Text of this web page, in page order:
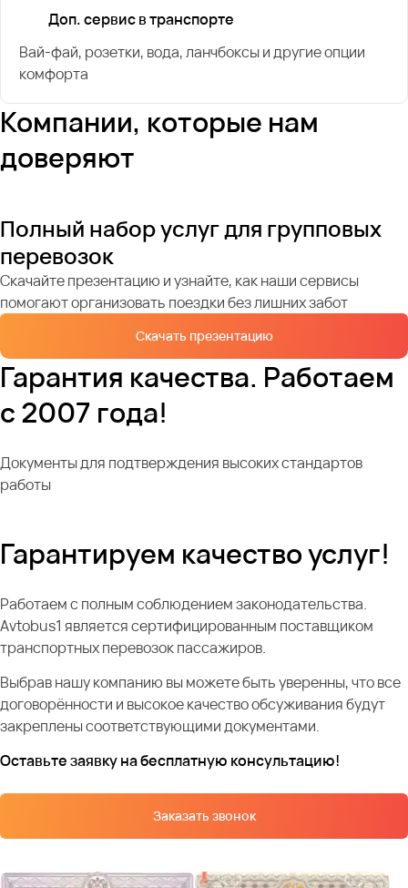
Доп. сервис в транспорте
Вай-фай, розетки, вода, ланчбоксы и другие опции
комфорта
Компании, которые нам
доверяют
Полный набор услуг для групповых
перевозок
Скачайте презентацию и узнайте, как наши сервисы
помогают организовать поездки без лишних забот
Скачать презентацию
Гарантия качества. Работаем
с 2007 года!
Документы для подтверждения высоких стандартов
работы
Гарантируем качество услуг!
Работаем с полным соблюдением законодательства.
Avtobus1 является сертифицированным поставщиком
транспортных перевозок пассажиров.
Выбрав нашу компанию вы можете быть уверенны, что все
договорённости и высокое качество обсуживания будут
закреплены соответствующими документами.
Оставьте заявку на бесплатную консультацию!
Заказать звонок